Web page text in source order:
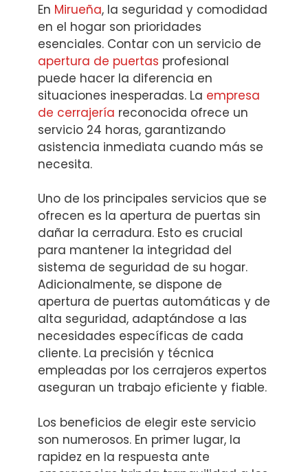
En Mirueña, la seguridad y comodidad
en el hogar son prioridades
esenciales. Contar con un servicio de
apertura de puertas profesional
puede hacer la diferencia en
situaciones inesperadas. La empresa
de cerrajería reconocida ofrece un
servicio 24 horas, garantizando
asistencia inmediata cuando más se
necesita.
Uno de los principales servicios que se
ofrecen es la apertura de puertas sin
dañar la cerradura. Esto es crucial
para mantener la integridad del
sistema de seguridad de su hogar.
Adicionalmente, se dispone de
apertura de puertas automáticas y de
alta seguridad, adaptándose a las
necesidades específicas de cada
cliente. La precisión y técnica
empleadas por los cerrajeros expertos
aseguran un trabajo eficiente y fiable.
Los beneficios de elegir este servicio
son numerosos. En primer lugar, la
rapidez en la respuesta ante